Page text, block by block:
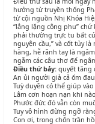
hưởng từ truyền thống
từ cội nguồn Nhị Khóa
“lẳng lặng công phu”
phải thường trực tu bất
nguyện cầu,” và cốt tủy
hàng, hễ rãnh tay là
ngẫm các câu thơ để
Điều thứ bảy: quyết tăng
An ủi người già cả ốm đau
Tuỳ duyên có thể giúp vào
Lâm cơn hoạn nạn khi
Phước đức đó vẫn còn
Tuy vô hình đừng ngỡ
Con ơi, trong chốn trần